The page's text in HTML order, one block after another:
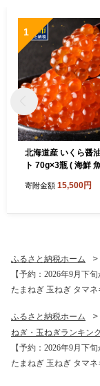
1
北海道産 いくら醤
ト 70g×3瓶 ( 海鮮
醤油漬け 海鮮丼 小
寄附金額 15,500円
ふるさと納税ホーム
【予約：2026年9月下
たまねぎ 玉ねぎ タマネ
ふるさと納税ホーム
ねぎ・玉ねぎランキン
【予約：2026年9月下
たまねぎ 玉ねぎ タマネ